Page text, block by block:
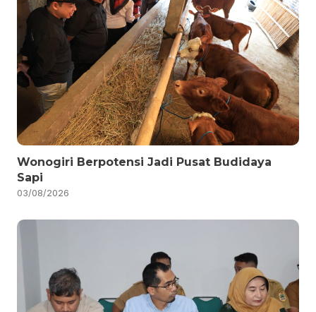
Wonogiri Berpotensi Jadi Pusat Budidaya
Sapi
03/08/2026